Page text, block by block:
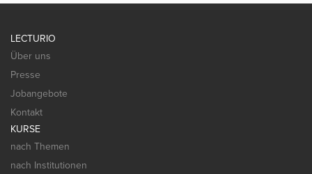
LECTURIO
Über uns
Presse
Jobangebote
Kontakt
KURSE
nach Themen
nach Institutionen